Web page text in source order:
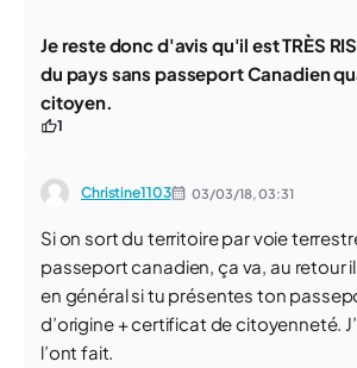
Je reste donc d'avis qu'il est TRÈS
du pays sans passeport Canadien
citoyen.
1
Christine1103 03/03/18,03:31
Si on sort du territoire par voie
passeport canadien, ça va, au retour
en général si tu présentes ton
d’origine + certificat de citoyenneté.
l’ont fait.